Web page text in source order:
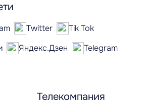
Телекомпания
Twitter
Tik Tok
Яндекс.Дзен
Telegram